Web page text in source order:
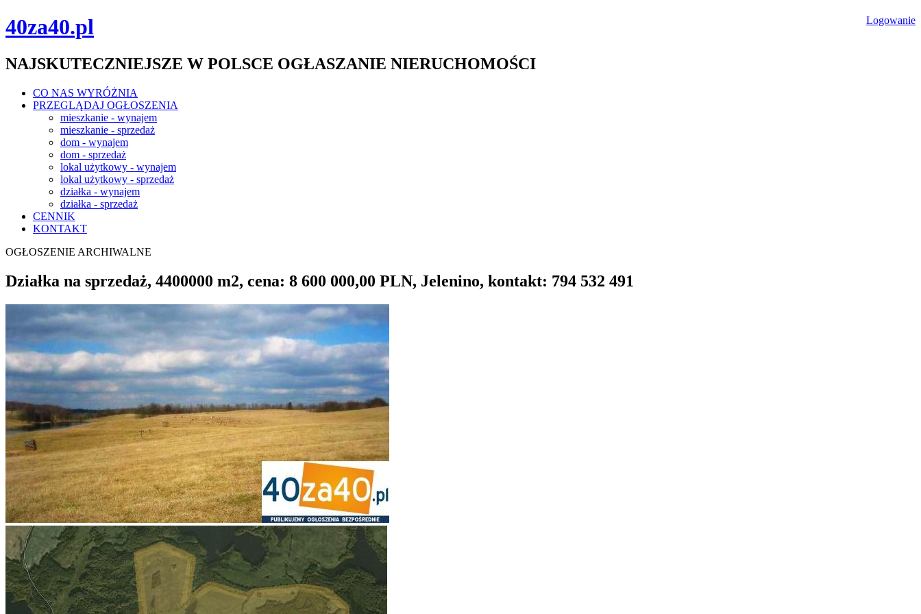
Logowanie
40za40.pl
NAJSKUTECZNIEJSZE W POLSCE OGŁASZANIE NIERUCHOMOŚCI
CO NAS WYRÓŻNIA
PRZEGLĄDAJ OGŁOSZENIA
mieszkanie - wynajem
mieszkanie - sprzedaż
dom - wynajem
dom - sprzedaż
lokal użytkowy - wynajem
lokal użytkowy - sprzedaż
działka - wynajem
działka - sprzedaż
CENNIK
KONTAKT
OGŁOSZENIE ARCHIWALNE
Działka na sprzedaż, 4400000 m2, cena: 8 600 000,00 PLN, Jelenino, kontakt: 794 532 491